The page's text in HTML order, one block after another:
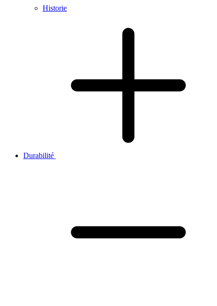
Historie
Durabilité